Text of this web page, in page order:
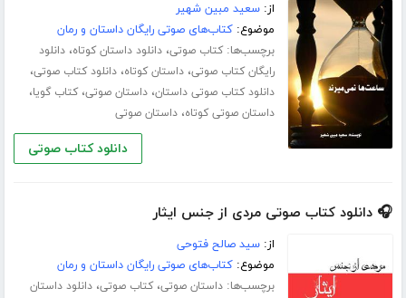
از:سعید مبین شهیر
موضوع:کتاب‌های صوتی رایگان داستان و رمان
برچسب‌ها:کتاب صوتی،دانلود داستان کوتاه،دانلود
رایگان کتاب صوتی،داستان کوتاه،دانلود کتاب صوتی،
دانلود کتاب صوتی داستان،داستان صوتی،کتاب گویا،
داستان صوتی کوتاه،داستان صوتی
دانلود کتاب صوتی
🎧 دانلود کتاب صوتی مردی از جنس ایثار
از:سید صالح فتوحی
موضوع:کتاب‌های صوتی رایگان داستان و رمان
برچسب‌ها:داستان صوتی،کتاب صوتی،دانلود داستان